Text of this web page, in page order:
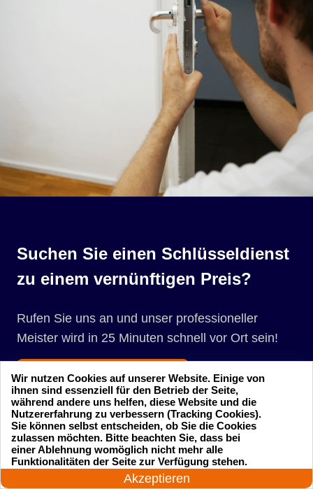
Suchen Sie einen Schlüsseldienst
zu einem vernünftigen Preis?
Rufen Sie uns an und unser professioneller
Meister wird in 25 Minuten schnell vor Ort sein!
Rufen Sie jetzt an
Einsatzgebiete
24 Stunden am Tag
Akzeptieren
Wir nutzen Cookies auf unserer Website. Einige von
ihnen sind essenziell für den Betrieb der Seite,
während andere uns helfen, diese Website und die
Nutzererfahrung zu verbessern (Tracking Cookies).
Sie können selbst entscheiden, ob Sie die Cookies
zulassen möchten. Bitte beachten Sie, dass bei
einer Ablehnung womöglich nicht mehr alle
Funktionalitäten der Seite zur Verfügung stehen.